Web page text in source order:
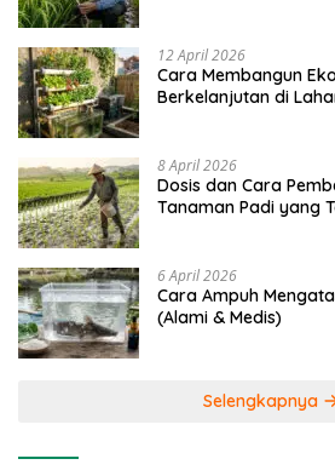
12 April 2026
Cara Membangun
Berkelanjutan di
8 April 2026
Dosis dan Cara
Tanaman Padi yang
6 April 2026
Cara Ampuh
(Alami & Medis)
Selengkapnya